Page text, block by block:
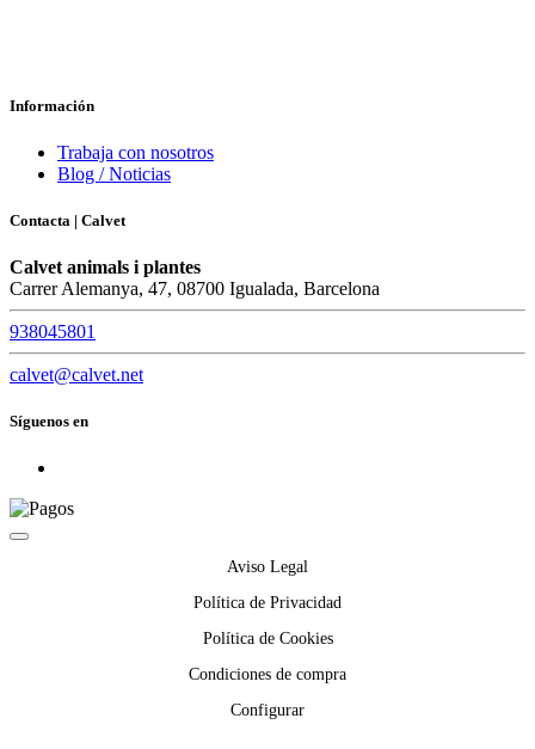
Información
Trabaja con nosotros
Blog / Noticias
Contacta | Calvet
Calvet animals i plantes
Carrer Alemanya, 47, 08700 Igualada, Barcelona
938045801
calvet@calvet.net
Síguenos en
Aviso Legal
Política de Privacidad
Política de Cookies
Condiciones de compra
Configurar